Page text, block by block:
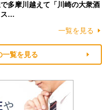
多摩川越えて「川崎の大衆酒
ス…
一覧を見る
一覧を見る